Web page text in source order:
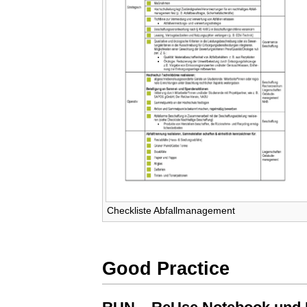
Checkliste Abfallmanagement
Good Practice